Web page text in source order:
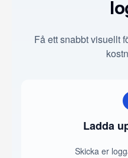
Få ett snabbt visuellt
Ladda
Skicka er